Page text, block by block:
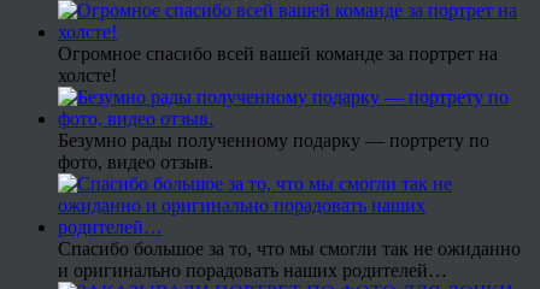
Огромное спасибо всей вашей команде за портрет на
холсте!
Безумно рады полученному подарку — портрету по
фото, видео отзыв.
Спасибо большое за то, что мы смогли так не ожиданно
и оригинально порадовать наших родителей…